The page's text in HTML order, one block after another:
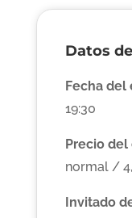
Datos
Fecha del
19:30
Precio
normal /
Invitado